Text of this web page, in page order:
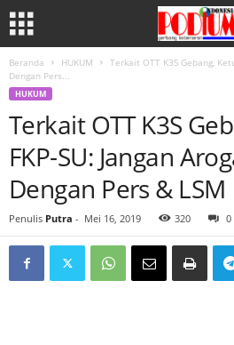
Beranda HUKUM
Terkait OTT K3S Gebang,
Dengan Pers...
HUKUM
Terkait OTT K3S
FKP-SU: Jangan
Dengan Pers & LSM
Penulis Putra - Mei 16, 2019 320 0